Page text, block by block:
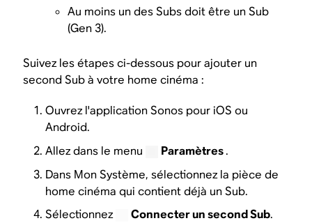
Au moins un des Subs doit être un Sub
(Gen 3).
Suivez les étapes ci-dessous pour ajouter un
second Sub à votre home cinéma :
Ouvrez l'application Sonos pour iOS ou
Android.
Allez dans le menu
Paramètres.
Dans Mon Système, sélectionnez la pièce de
home cinéma qui contient déjà un Sub.
Sélectionnez
Connecter un second Sub.